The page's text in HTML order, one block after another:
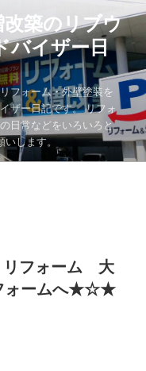
築のリブウ
バイザー日
フォーム・外壁塗装を
ザー日記です。 リフォ
日常などをいろいろと
します。
フォーム 大
ォームへ★☆★